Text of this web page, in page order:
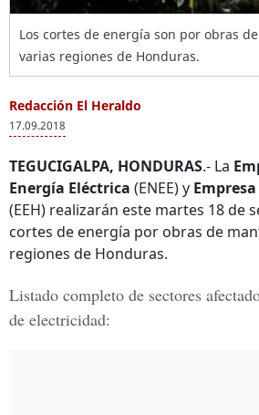
Los cortes de energía son por obras
varias regiones de Honduras.
Redacción El Heraldo
17.09.2018
TEGUCIGALPA, HONDURAS.- La
Energía Eléctrica (ENEE) y
(EEH) realizarán este martes 18 de
cortes de energía por obras de
regiones de Honduras.
Listado completo de sectores
de electricidad: